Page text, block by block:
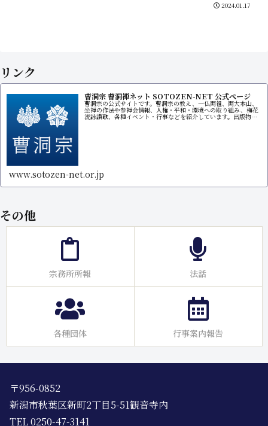
2024.01.17
リンク
曹洞宗 曹洞禅ネット SOTOZEN-NET 公式ページ
曹洞宗の公式サイトです。曹洞宗の教え、一仏両祖、両大本山、
坐禅の作法や参禅会情報、人権・平和・環境への取り組み、梅花
流詠讃歌、各種イベント・行事などを紹介しています。出版物販
www.sotozen-net.or.jp
その他
宗務所所報 法話
各種団体 行事案内報告
〒956-0852
新潟市秋葉区新町2丁目5-51観音寺内
TEL 0250-47-3141